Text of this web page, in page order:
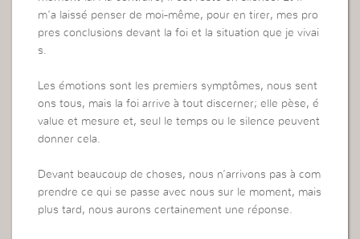
m’a laissé penser de moi-même, pour en tirer, mes pro
pres conclusions devant la foi et la situation que je vivai
s.
Les émotions sont les premiers symptômes, nous sent
ons tous, mais la foi arrive à tout discerner; elle pèse, é
value et mesure et, seul le temps ou le silence peuvent
donner cela.
Devant beaucoup de choses, nous n’arrivons pas à com
prendre ce qui se passe avec nous sur le moment, mais
plus tard, nous aurons certainement une réponse.